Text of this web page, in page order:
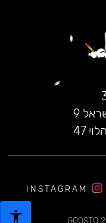
9
47
INSTAGRAM